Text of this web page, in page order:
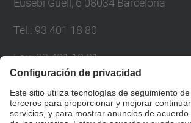
Eusebi Güell, 6 08034 Barcelona
Tel. : 93 401 18 80
Fax:93 401 18 81
Directorio UPC